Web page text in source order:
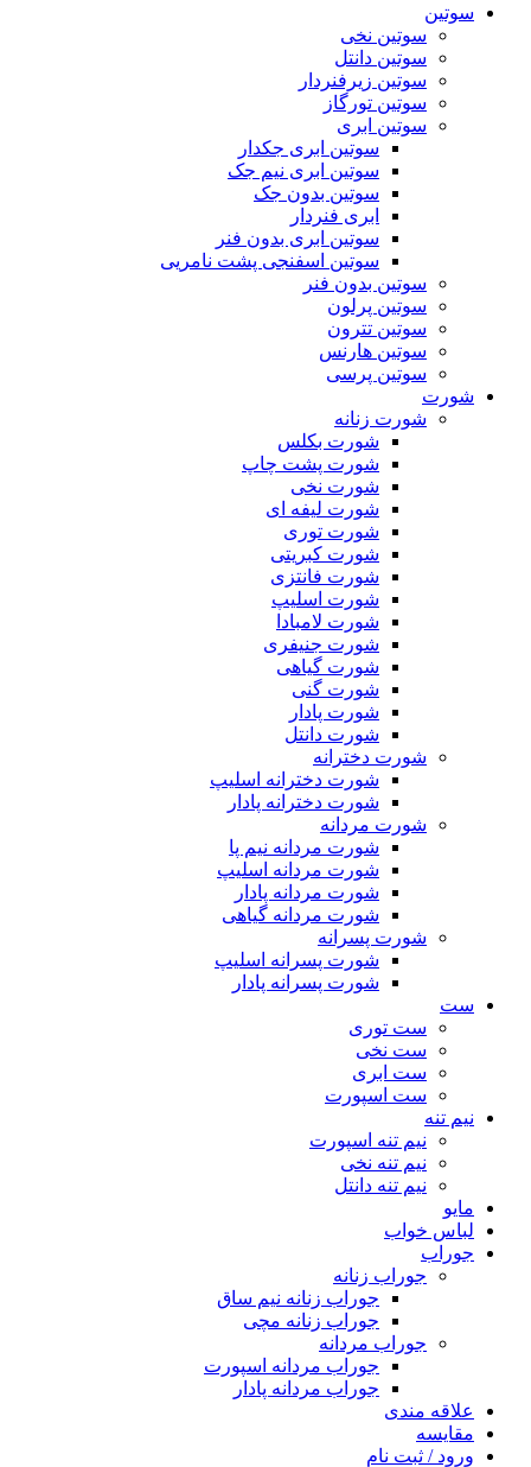
سوتین
سوتین نخی
سوتین دانتل
سوتین زیرفنردار
سوتین تورگاز
سوتین ابری
سوتین ابری جکدار
سوتین ابری نیم جک
سوتین بدون جک
ابری فنردار
سوتین ابری بدون فنر
سوتین اسفنجی پشت نامریی
سوتین بدون فنر
سوتین پرلون
سوتین تترون
سوتین هارنس
سوتین پرسی
شورت
شورت زنانه
شورت بکلس
شورت پشت چاپ
شورت نخی
شورت لیفه ای
شورت توری
شورت کبریتی
شورت فانتزی
شورت اسلیپ
شورت لامبادا
شورت جنیفری
شورت گیاهی
شورت گنی
شورت پادار
شورت دانتل
شورت دخترانه
شورت دخترانه اسلیپ
شورت دخترانه پادار
شورت مردانه
شورت مردانه نیم پا
شورت مردانه اسلیپ
شورت مردانه پادار
شورت مردانه گیاهی
شورت پسرانه
شورت پسرانه اسلیپ
شورت پسرانه پادار
ست
ست توری
ست نخی
ست ابری
ست اسپورت
نیم تنه
نیم تنه اسپورت
نیم تنه نخی
نیم تنه دانتل
مایو
لباس خواب
جوراب
جوراب زنانه
جوراب زنانه نیم ساق
جوراب زنانه مچی
جوراب مردانه
جوراب مردانه اسپورت
جوراب مردانه پادار
علاقه مندی
مقایسه
ورود / ثبت نام